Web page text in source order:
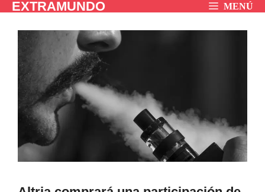
Saltar
contenido
EXTRAMUNDO MENÚ